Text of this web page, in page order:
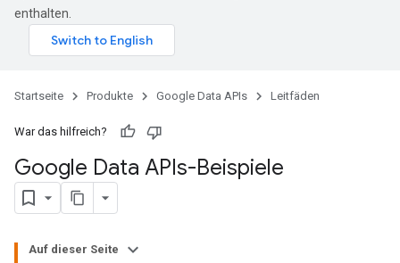
enthalten.
Startseite Produkte Google Data APIs Leitfäden
War das hilfreich?
Google Data APIs-Beispiele
Auf dieser Seite